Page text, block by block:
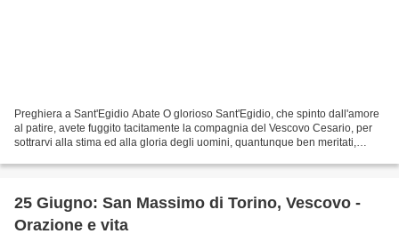
Preghiera a Sant'Egidio Abate O glorioso Sant'Egidio, che spinto dall'amore
al patire, avete fuggito tacitamente la compagnia del Vescovo Cesario, per
sottrarvi alla stima ed alla gloria degli uomini, quantunque ben meritati,
25 Giugno: San Massimo di Torino, Vescovo -
Orazione e vita